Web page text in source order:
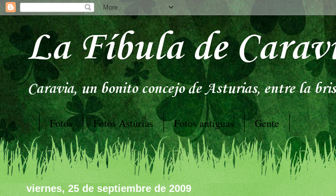
La Fíbula de
Caravia, un bonito concejo de Asturias, entre la
Fotos Fotos Asturias Fotos antiguas Gente
viernes, 25 de septiembre de 2009